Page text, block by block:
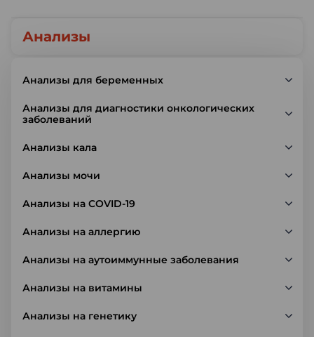
Анализы
Анализы для беременных
Анализы для диагностики онкологических
заболеваний
Анализы кала
Анализы мочи
Анализы на COVID-19
Анализы на аллергию
Анализы на аутоиммунные заболевания
Анализы на витамины
Анализы на генетику